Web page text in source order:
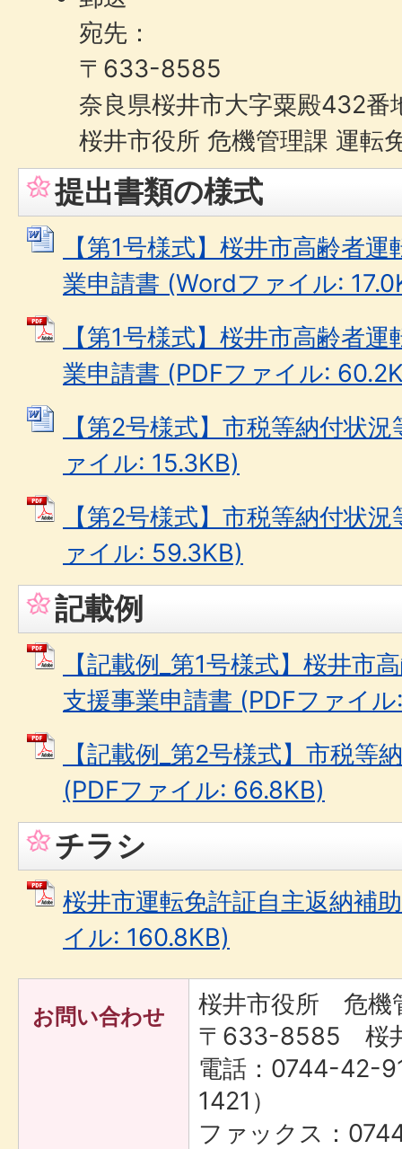
宛先：
〒633-8585
奈良県桜井市大字粟殿432番
桜井市役所 危機管理課 運転
提出書類の様式
【第1号様式】桜井市高齢者
業申請書 (Wordファイル:
【第1号様式】桜井市高齢者
業申請書 (PDFファイル:
【第2号様式】市税等納付状
ァイル: 15.3KB)
【第2号様式】市税等納付状
ァイル: 59.3KB)
記載例
【記載例_第1号様式】桜井市
支援事業申請書 (PDFファイ
【記載例_第2号様式】市税等
(PDFファイル: 66.8KB)
チラシ
桜井市運転免許証自主返納補
イル: 160.8KB)
お問い合わせ
桜井市役所 危機
〒633-8585 桜
電話：0744-42-
1421）
ファックス：